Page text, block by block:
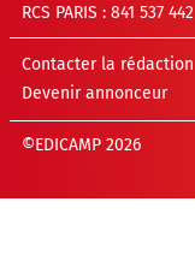
RCS PARIS : 841 537 442
Contacter la rédaction
Devenir annonceur
©EDICAMP 2026